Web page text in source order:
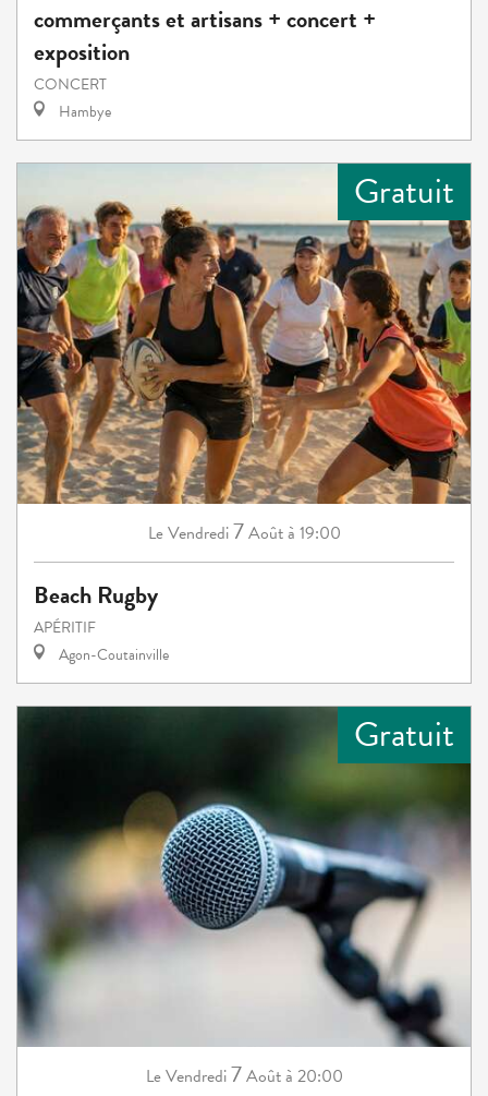
commerçants et artisans + concert +
exposition
CONCERT
Hambye
Gratuit
Le Vendredi7Aoûtà 19:00
Beach Rugby
APÉRITIF
Agon-Coutainville
Gratuit
Le Vendredi7Aoûtà 20:00